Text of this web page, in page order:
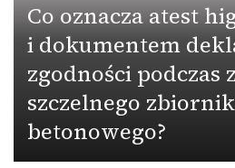
Co oznacza atest
i dokumentem
zgodności podczas
szczelnego
betonowego?